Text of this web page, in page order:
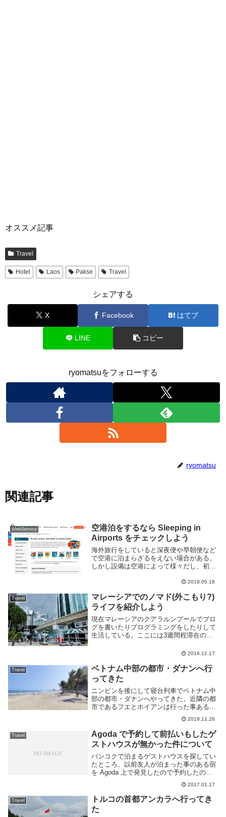
オススメ記事
Travel
Hotel Laos Pakse Travel
シェアする
X Facebook はてブ
LINE コピー
ryomatsuをフォローする
ryomatsu
関連記事
WebService
空港泊をするなら Sleeping in
Airports をチェックしよう
海外旅行をしていると深夜便や早朝便など
で空港に泊まらざるをえない場合がある。
しかし設備は空港によって様々だし、初め
ごせるのかわからないという事もある。空
2018.05.18
Travel
マレーシアでのノマド(外こもり?)
ライフを紹介しよう
現在マレーシアのクアラルンプールでブロ
グを書いたりプログラミングをしたりして
生活している。ここには3週間程滞在の予
になるのだろうか。ノマドというとなんだ
ているわけで...
2016.12.17
Travel
ベトナム中部の都市・ダナンへ行
ってきた
ニンビンを後にして寝台列車でベトナム中
部の都市・ダナンへやってきた。近隣の都
市であるフエとホイアンは行った事あるの
だが、その時はダナンを飛ばしていたた
め、初めて来ることとなる。ダナン駅から
目的のホステルまでの距離を見ると凡そ徒
歩30分程度。...
2019.11.26
Travel
Agoda で予約して前払いもしたゲ
ストハウスが無かった件について
バンコクで泊まるゲストハウスを探してい
たところ、以前友人が泊まった事のある宿
を Agoda 上で発見したので予約したのだ
が、当日になって現地に行くとその宿が見
当たらなかった。結論からいうとサポート
に電話したら補償を受け取る事ができた
し、予定...
2017.01.17
Travel
トルコの首都アンカラへ行ってき
た